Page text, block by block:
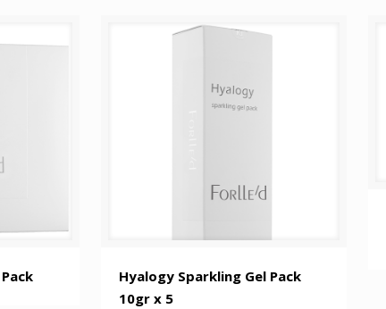
Hyalogy Sparkling Gel Pack
10gr x 5